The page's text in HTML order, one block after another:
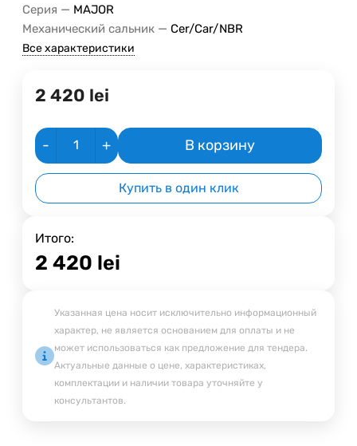
Серия — MAJOR
Механический сальник — Cer/Car/NBR
Все характеристики
2 420 lei
- + В корзину
Купить в один клик
Итого:
2 420 lei
Указанная цена носит исключительно информационный
характер, не является основанием для оплаты и не
может использоваться как предложение для тендера.
Актуальные данные о цене, характеристиках,
комплектации и наличии товара уточняйте у
консультантов.